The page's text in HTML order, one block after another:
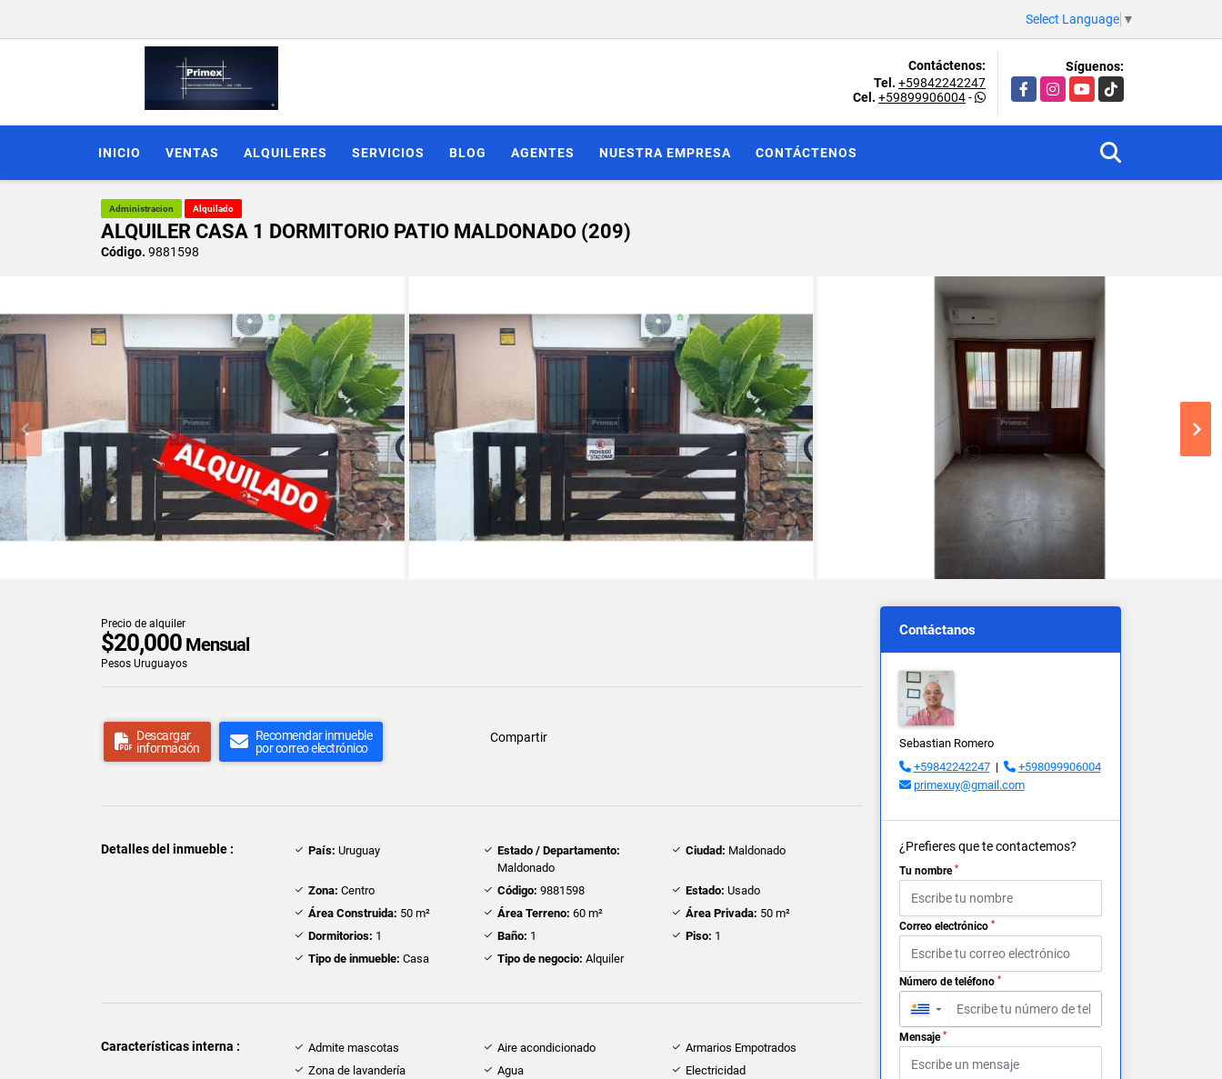
Select Language ▼
Contáctenos:
Tel. +59842242247
Cel. +59899906004-
Síguenos:
FacebookInstagramYouTubeTikTok
INICIO VENTAS ALQUILERES SERVICIOS BLOG AGENTES NUESTRA EMPRESA CONTÁCTENOS
Administracion Alquilado
ALQUILER CASA 1 DORMITORIO PATIO MALDONADO (209)
Código. 9881598
Precio de alquiler
$20,000 Mensual
Pesos Uruguayos
Descargar
información
Recomendar inmueble
por correo electrónico
Compartir
Detalles del inmueble : País: Uruguay
Estado / Departamento:
Maldonado
Ciudad: Maldonado
Zona: Centro Código: 9881598 Estado: Usado
Área Construida: 50 m² Área Terreno: 60 m² Área Privada: 50 m²
Dormitorios: 1 Baño: 1 Piso: 1
Tipo de inmueble: Casa Tipo de negocio: Alquiler
Características interna : Admite mascotas Aire acondicionado
Armarios Empotrados
Zona de lavandería
Agua
Electricidad
Contáctanos
Sebastian Romero
+59842242247|
+598099906004
primexuy@gmail.com
¿Prefieres que te contactemos?
Tu nombre *
Correo electrónico *
Número de teléfono *
▼
Mensaje *